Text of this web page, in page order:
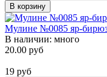
В корзину
Мулине №0085 яр-
В наличии: много
20.00 руб
19 руб